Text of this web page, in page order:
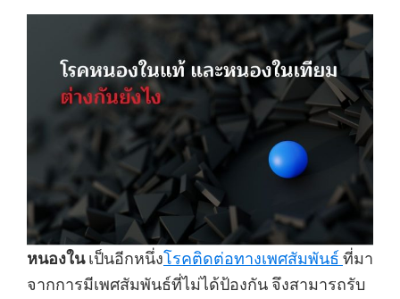
หนองในเป็นอีกหนึ่งโรคติดต่อทางเพศสัมพันธ์ ที่มา
จากการมีเพศสัมพันธ์ที่ไม่ได้ป้องกัน จึงสามารถรับ